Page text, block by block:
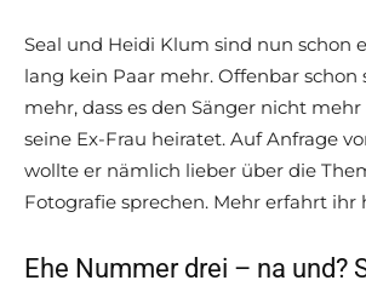
Seal und Heidi Klum sind nun schon
lang kein Paar mehr. Offenbar schon
mehr, dass es den Sänger nicht mehr
seine Ex-Frau heiratet. Auf Anfrage
wollte er nämlich lieber über die
Fotografie sprechen. Mehr erfahrt ihr
Ehe Nummer drei – na und?